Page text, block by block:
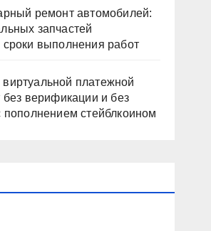
ремонт автомобилей:
запчастей
сроки выполнения работ
платежной
без верификации и без
пополнением стейблкоином